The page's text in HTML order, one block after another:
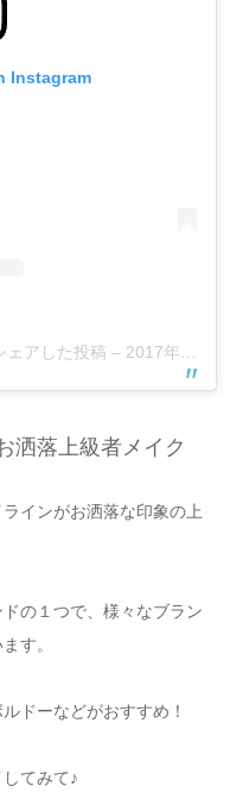
Instagram
ェアした投稿 – 2017年 3月月20日午前9時05分PDT
洒落上級者メイク
インがお洒落な印象の上
の１つで、様々なブラン
す。
ドーなどがおすすめ！
てみて♪